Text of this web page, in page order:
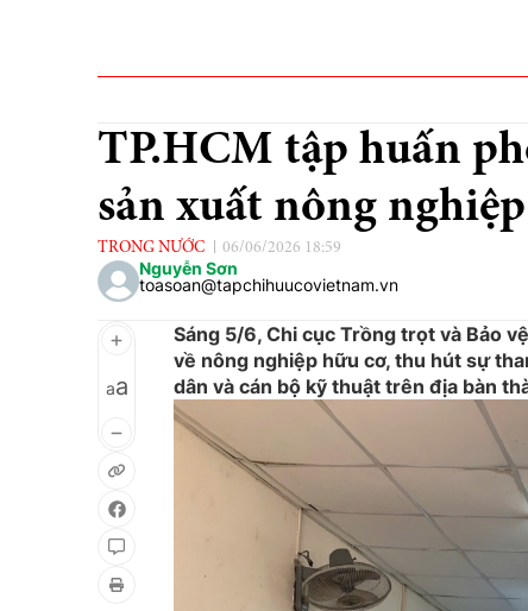
TP.HCM tập huấn
sản xuất nông
TRONG NƯỚC 06/06/2026 18:59
Nguyễn Sơn
toasoan@tapchihuucovietnam.vn
aa
Sáng 5/6, Chi cục Trồng trọt và Bảo
về nông nghiệp hữu cơ, thu hút sự
dân và cán bộ kỹ thuật trên địa bàn